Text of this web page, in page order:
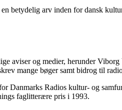
betydelig arv inden for dansk
aviser og medier, herunder
mange bøger samt bidrog til
Danmarks Radios kultur- og
faglitterære pris i 1993.